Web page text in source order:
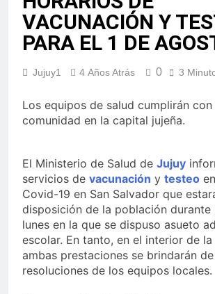
VACUNACIÓN Y
PARA EL 1 DE
Jujuy1 4 Años Atrás 0 3
Los equipos de salud cumplirán
comunidad en la capital jujeña.
El Ministerio de Salud de Jujuy
servicios de vacunación y testeo
Covid-19 en San Salvador que
disposición de la población durante
lunes en la que se dispuso asueto
escolar. En tanto, en el interior de
ambas prestaciones se brindarán
resoluciones de los equipos locales.